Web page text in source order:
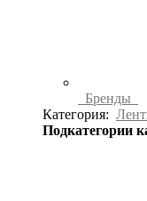
Бренды
Категория:
Подкатегории